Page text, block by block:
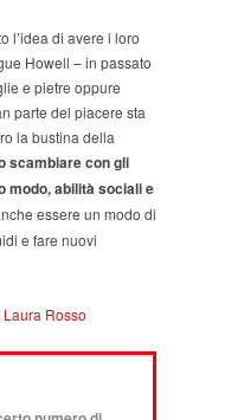
l’idea di avere i loro
Howell – in passato
e pietre oppure
parte del piacere sta
la bustina della
scambiare con gli
modo, abilità sociali e
essere un modo di
e fare nuovi
Rosso